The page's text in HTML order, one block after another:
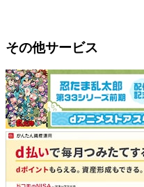
その他サービス